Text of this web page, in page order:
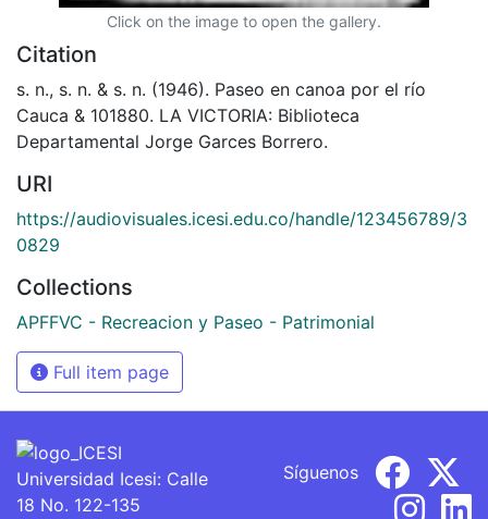
Click on the image to open the gallery.
Citation
s. n., s. n. & s. n. (1946). Paseo en canoa por el río
Cauca & 101880. LA VICTORIA: Biblioteca
Departamental Jorge Garces Borrero.
URI
https://audiovisuales.icesi.edu.co/handle/123456789/3
0829
Collections
APFFVC - Recreacion y Paseo - Patrimonial
Full item page
Universidad Icesi: Calle
18 No. 122-135
Síguenos